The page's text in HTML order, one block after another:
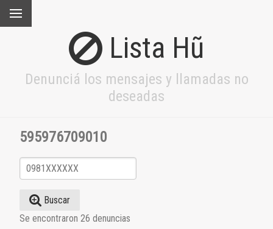
Lista Hũ
Denunciá los mensajes y llamadas no
deseadas
595976709010
Buscar
Se encontraron 26 denuncias